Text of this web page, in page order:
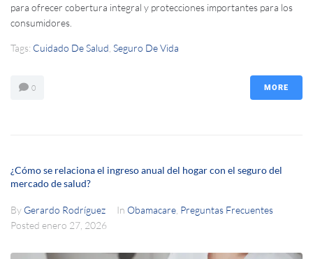
para ofrecer cobertura integral y protecciones importantes para los
consumidores.
Tags: Cuidado De Salud Seguro De Vida
0 MORE
¿Cómo se relaciona el ingreso anual del hogar con el seguro del
mercado de salud?
By Gerardo Rodríguez In Obamacare Preguntas Frecuentes
Posted enero 27, 2026